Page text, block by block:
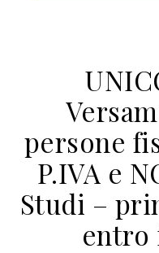
persone
P.IVA e
Studi –
entro